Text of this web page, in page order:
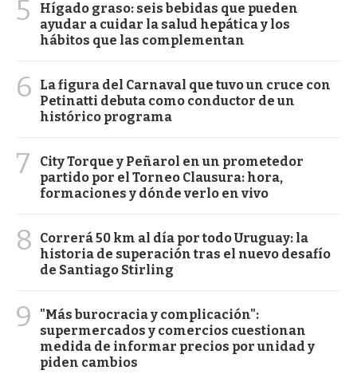
5
Hígado graso: seis bebidas que pueden
ayudar a cuidar la salud hepática y los
hábitos que las complementan
6
La figura del Carnaval que tuvo un cruce con
Petinatti debuta como conductor de un
histórico programa
7
City Torque y Peñarol en un prometedor
partido por el Torneo Clausura: hora,
formaciones y dónde verlo en vivo
8
Correrá 50 km al día por todo Uruguay: la
historia de superación tras el nuevo desafío
de Santiago Stirling
9
"Más burocracia y complicación":
supermercados y comercios cuestionan
medida de informar precios por unidad y
piden cambios